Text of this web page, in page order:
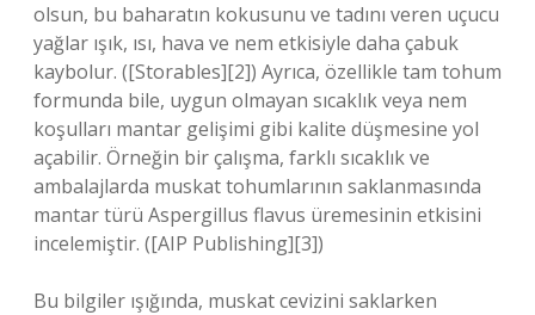
olsun, bu baharatın kokusunu ve tadını veren uçucu
yağlar ışık, ısı, hava ve nem etkisiyle daha çabuk
kaybolur. ([Storables][2]) Ayrıca, özellikle tam tohum
formunda bile, uygun olmayan sıcaklık veya nem
koşulları mantar gelişimi gibi kalite düşmesine yol
açabilir. Örneğin bir çalışma, farklı sıcaklık ve
ambalajlarda muskat tohumlarının saklanmasında
mantar türü Aspergillus flavus üremesinin etkisini
incelemiştir. ([AIP Publishing][3])
Bu bilgiler ışığında, muskat cevizini saklarken